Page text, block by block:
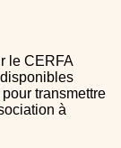
transmettre
à